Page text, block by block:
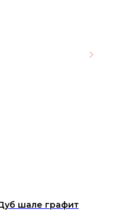
шале графит